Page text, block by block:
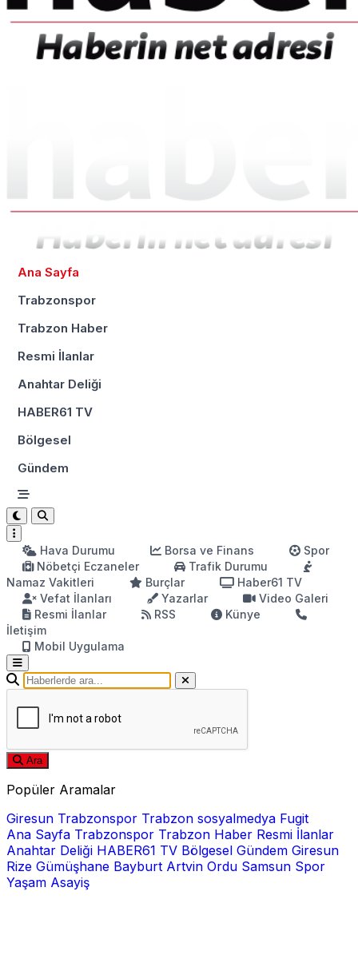
Ana Sayfa
Trabzonspor
Trabzon Haber
Resmi İlanlar
Anahtar Deliği
HABER61 TV
Bölgesel
Gündem
Hava Durumu Borsa ve Finans
Spor
Nöbetçi Eczaneler
Trafik Durumu
Namaz Vakitleri
Burçlar
Haber61 TV
Vefat İlanları
Yazarlar
Video Galeri
Resmi İlanlar
RSS
Künye
İletişim
Mobil Uygulama
Ara
Popüler Aramalar
Giresun Trabzonspor Trabzon sosyalmedya Fugit
Ana Sayfa Trabzonspor Trabzon Haber Resmi İlanlar
Anahtar Deliği HABER61 TV Bölgesel Gündem Giresun
Rize Gümüşhane Bayburt Artvin Ordu Samsun Spor
Yaşam Asayiş